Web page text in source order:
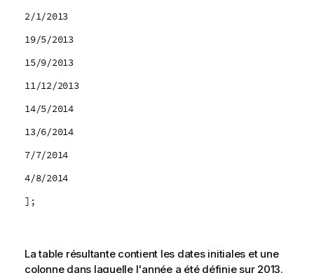
2/1/2013
19/5/2013
15/9/2013
11/12/2013
14/5/2014
13/6/2014
7/7/2014
4/8/2014
];
La table résultante contient les dates initiales et une
colonne dans laquelle l'année a été définie sur 2013.